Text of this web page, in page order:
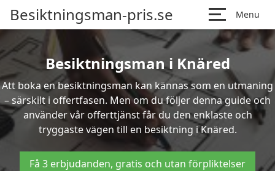
Besiktningsman-pris.se Menu
Besiktningsman i Knäred
Att boka en besiktningsman kan kännas som en utmaning
– särskilt i offertfasen. Men om du följer denna guide och
använder vår offerttjänst får du den enklaste och
tryggaste vägen till en besiktning i Knäred.
Få 3 erbjudanden, gratis och utan förpliktelser